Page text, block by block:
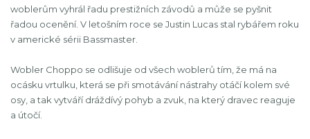
woblerům vyhrál řadu prestižních závodů a může se pyšnit
řadou ocenění. V letošním roce se Justin Lucas stal rybářem roku
v americké sérii Bassmaster.
Wobler Choppo se odlišuje od všech woblerů tím, že má na
ocásku vrtulku, která se při smotávání nástrahy otáčí kolem své
osy, a tak vytváří dráždívý pohyb a zvuk, na který dravec reaguje
a útočí.